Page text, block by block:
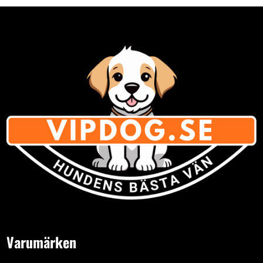
eller gnuggas in på djuret
Varumärken